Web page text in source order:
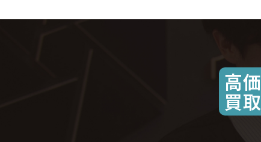
高価
買取